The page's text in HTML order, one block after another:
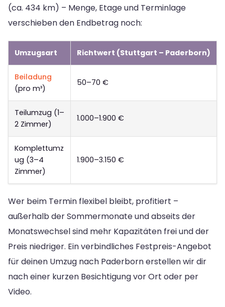
(ca. 434 km) – Menge, Etage und Terminlage
verschieben den Endbetrag noch:
Umzugsart Richtwert (Stuttgart – Paderborn)
Beiladung
(pro m³)
50–70 €
Teilumzug (1–
2 Zimmer)
1.000–1.900 €
Komplettumz
ug (3–4
Zimmer)
1.900–3.150 €
Wer beim Termin flexibel bleibt, profitiert –
außerhalb der Sommermonate und abseits der
Monatswechsel sind mehr Kapazitäten frei und der
Preis niedriger. Ein verbindliches Festpreis-Angebot
für deinen Umzug nach Paderborn erstellen wir dir
nach einer kurzen Besichtigung vor Ort oder per
Video.